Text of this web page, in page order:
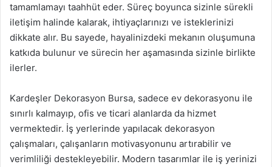
tamamlamayı taahhüt eder. Süreç boyunca sizinle sürekli
iletişim halinde kalarak, ihtiyaçlarınızı ve isteklerinizi
dikkate alır. Bu sayede, hayalinizdeki mekanın oluşumuna
katkıda bulunur ve sürecin her aşamasında sizinle birlikte
ilerler.
Kardeşler Dekorasyon Bursa, sadece ev dekorasyonu ile
sınırlı kalmayıp, ofis ve ticari alanlarda da hizmet
vermektedir. İş yerlerinde yapılacak dekorasyon
çalışmaları, çalışanların motivasyonunu artırabilir ve
verimliliği destekleyebilir. Modern tasarımlar ile iş yerinizi